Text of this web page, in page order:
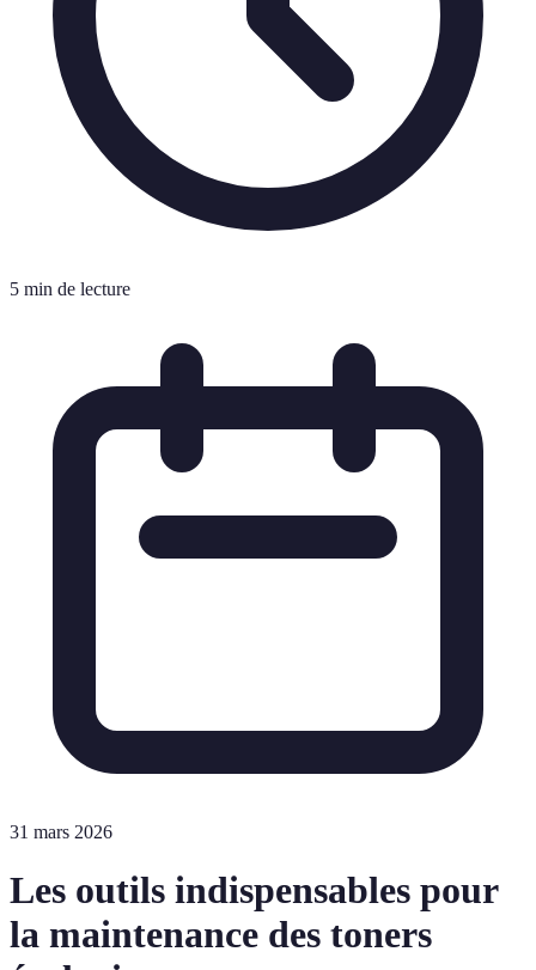
5 min de lecture
31 mars 2026
Les outils indispensables pour
la maintenance des toners